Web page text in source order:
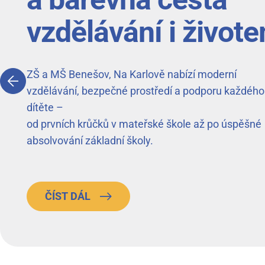
vzdělávání i
ZŠ a MŠ Benešov, Na Karlově nabízí moderní
vzdělávání, bezpečné prostředí a podporu každého
dítěte –
od prvních krůčků v mateřské škole až po úspěšné
absolvování základní školy.
ČÍST DÁL